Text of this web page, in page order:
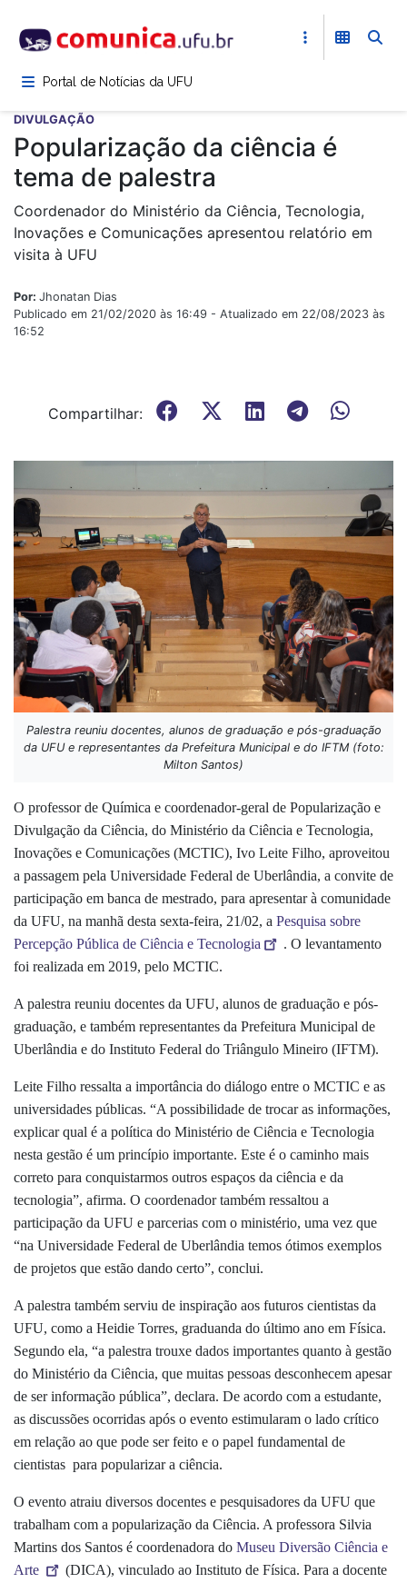
para
conteúdoPortal de Notícias da UFU
DIVULGAÇÃO
Popularização da ciência é
tema de palestra
Coordenador do Ministério da Ciência, Tecnologia,
Inovações e Comunicações apresentou relatório em
visita à UFU
Por: Jhonatan Dias
Publicado em 21/02/2020 às 16:49 - Atualizado em 22/08/2023 às
16:52
Compartilhar:
Palestra reuniu docentes, alunos de graduação e pós-graduação
da UFU e representantes da Prefeitura Municipal e do IFTM (foto:
Milton Santos)
O professor de Química e coordenador-geral de Popularização e
Divulgação da Ciência, do Ministério da Ciência e Tecnologia,
Inovações e Comunicações (MCTIC), Ivo Leite Filho, aproveitou
a passagem pela Universidade Federal de Uberlândia, a convite de
participação em banca de mestrado, para apresentar à comunidade
da UFU, na manhã desta sexta-feira, 21/02, a Pesquisa sobre
Percepção Pública de Ciência e Tecnologia
. O levantamento
foi realizada em 2019, pelo MCTIC.
A palestra reuniu docentes da UFU, alunos de graduação e pós-
graduação, e também representantes da Prefeitura Municipal de
Uberlândia e do Instituto Federal do Triângulo Mineiro (IFTM).
Leite Filho ressalta a importância do diálogo entre o MCTIC e as
universidades públicas. “A possibilidade de trocar as informações,
explicar qual é a política do Ministério de Ciência e Tecnologia
nesta gestão é um princípio importante. Este é o caminho mais
correto para conquistarmos outros espaços da ciência e da
tecnologia”, afirma. O coordenador também ressaltou a
participação da UFU e parcerias com o ministério, uma vez que
“na Universidade Federal de Uberlândia temos ótimos exemplos
de projetos que estão dando certo”, conclui.
A palestra também serviu de inspiração aos futuros cientistas da
UFU, como a Heidie Torres, graduanda do último ano em Física.
Segundo ela, “a palestra trouxe dados importantes quanto à gestão
do Ministério da Ciência, que muitas pessoas desconhecem apesar
de ser informação pública”, declara. De acordo com a estudante,
as discussões ocorridas após o evento estimularam o lado crítico
em relação ao que pode ser feito e o papel fundamental de
cientistas para popularizar a ciência.
O evento atraiu diversos docentes e pesquisadores da UFU que
trabalham com a popularização da Ciência. A professora Silvia
Martins dos Santos é coordenadora do Museu Diversão Ciência e
Arte
(DICA), vinculado ao Instituto de Física. Para a docente